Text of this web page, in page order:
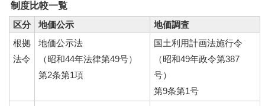
制度比較一覧
区分
地価公示
地価調査
根拠
法令
地価公示法
（昭和44年法律第49号）
第2条第1項
国土利用計画法施行令
（昭和49年政令第387
号）
第9条第1号